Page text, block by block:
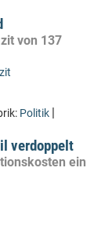
von 137
Politik |
verdoppelt
ein